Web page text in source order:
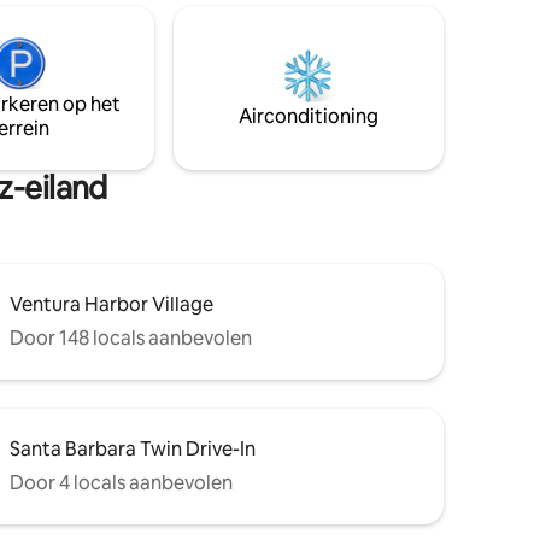
minuten
alles biedt wat je nodig hebt. UPDATE
JANUARI 2025: We hebben een nieuw
Starlink-internetsysteem op de unit
geplaatst, wat zorgt voor betrouwbare,
op het
Airconditioning
eiland
Ventura Harbor Village
Door 148 locals aanbevolen
Santa Barbara Twin Drive-In
Door 4 locals aanbevolen